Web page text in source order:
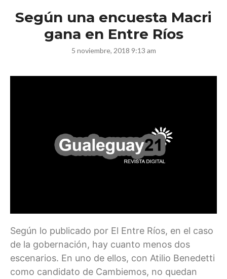
Según una encuesta Macri
gana en Entre Ríos
5 noviembre, 2018 9:13 am
Según lo publicado por El Entre Ríos, en el caso
de la gobernación, hay cuanto menos dos
escenarios. En uno de ellos, con Atilio Benedetti
como candidato de Cambiemos, no quedan